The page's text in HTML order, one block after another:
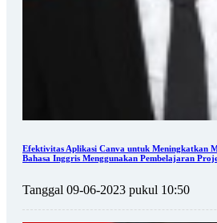
Efektivitas Aplikasi Canva untuk Meningkatkan
Bahasa Inggris Menggunakan Pembelajaran
Tanggal 09-06-2023 pukul 10:50